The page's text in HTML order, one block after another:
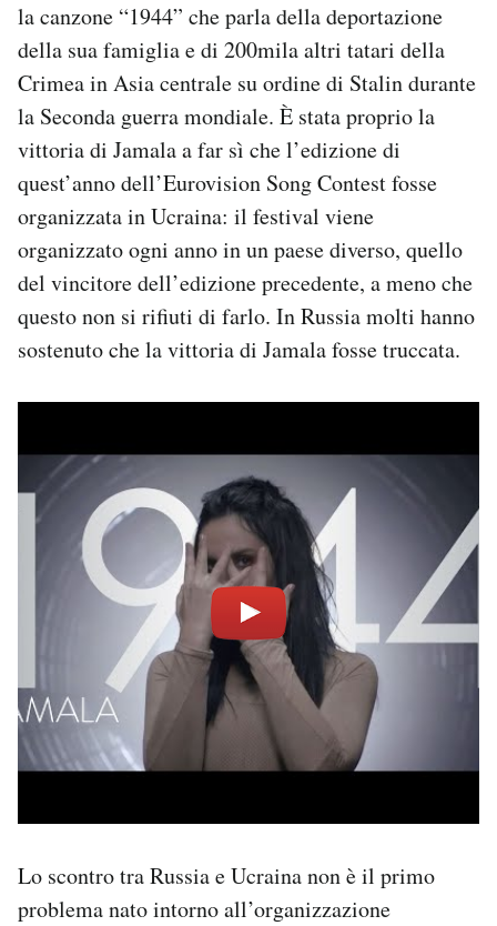
la canzone “1944” che parla della deportazione
della sua famiglia e di 200mila altri tatari della
Crimea in Asia centrale su ordine di Stalin durante
la Seconda guerra mondiale. È stata proprio la
vittoria di Jamala a far sì che l’edizione di
quest’anno dell’Eurovision Song Contest fosse
organizzata in Ucraina: il festival viene
organizzato ogni anno in un paese diverso, quello
del vincitore dell’edizione precedente, a meno che
questo non si rifiuti di farlo. In Russia molti hanno
sostenuto che la vittoria di Jamala fosse truccata.
Lo scontro tra Russia e Ucraina non è il primo
problema nato intorno all’organizzazione